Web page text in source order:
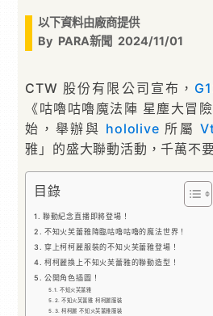
以下資料由廠商提供
By PARA新聞 2024/11/01
CTW 股份有限公司宣布，
《咕嚕咕嚕魔法陣 星塵大冒
始，舉辦與 hololive 所屬
雅」的盛大聯動活動，千萬不
目錄
聯動紀念直播即將登場！
不知火芙蕾雅降臨咕嚕咕嚕的魔法世界！
穿上柯柯麗服裝的不知火芙蕾雅登場！
柯柯麗換上不知火芙蕾雅的聯動造型！
公開角色插圖！
不知火芙蕾雅
不知火芙蕾雅 柯柯麗服裝
柯柯麗 不知火芙蕾雅服裝